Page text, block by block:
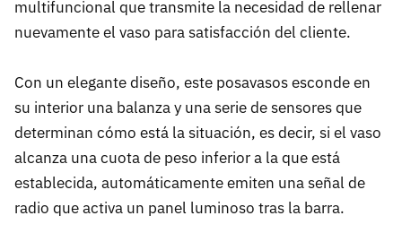
multifuncional que transmite la necesidad de rellenar
nuevamente el vaso para satisfacción del cliente.
Con un elegante diseño, este posavasos esconde en
su interior una balanza y una serie de sensores que
determinan cómo está la situación, es decir, si el vaso
alcanza una cuota de peso inferior a la que está
establecida, automáticamente emiten una señal de
radio que activa un panel luminoso tras la barra.